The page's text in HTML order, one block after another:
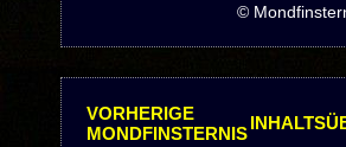
©
VORHERIGE
MONDFINSTERNIS